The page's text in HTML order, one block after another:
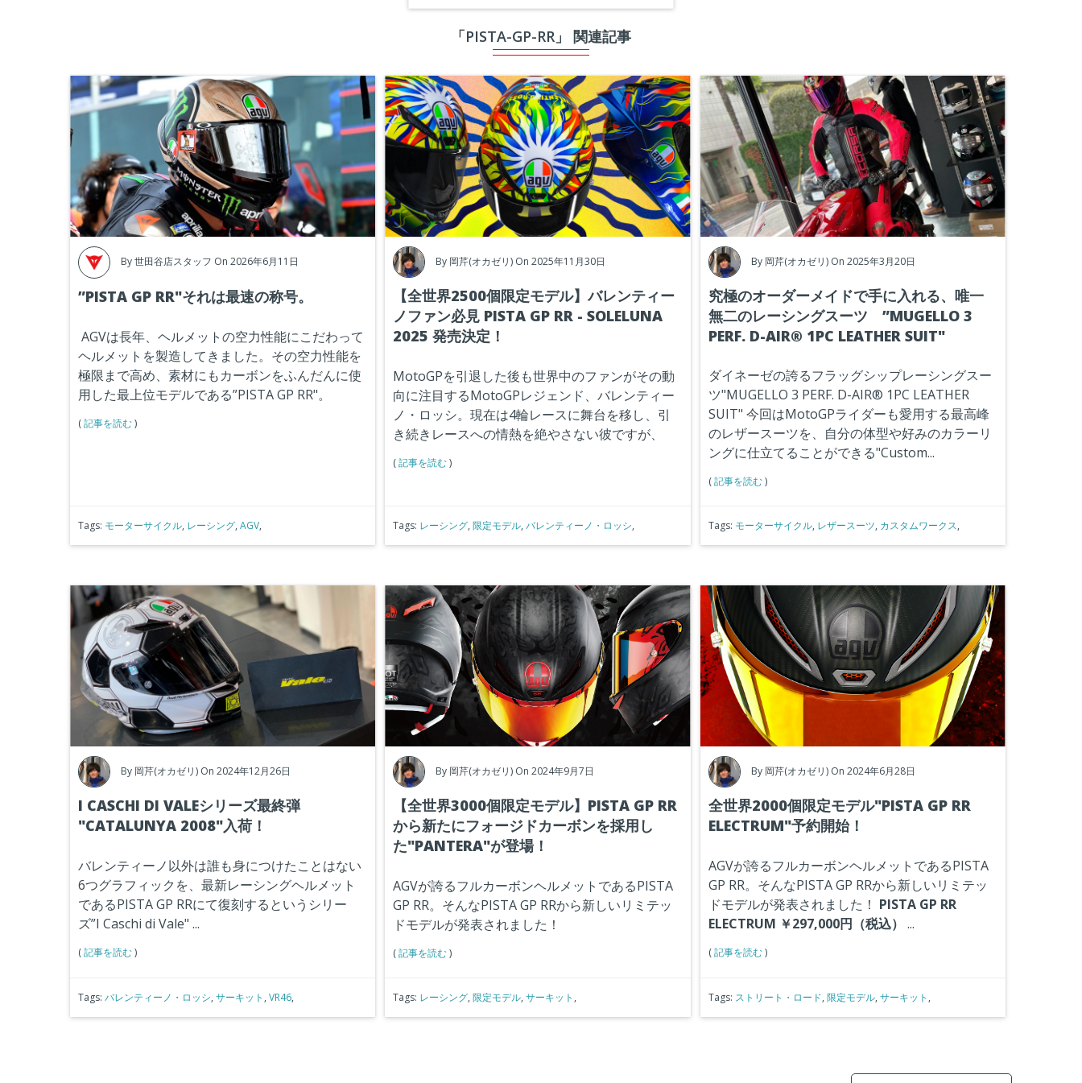
「PISTA-GP-RR」 関連記事
By世田谷店スタッフ On 2026年6月11日
”PISTA GP RR"それは最速の称号。
AGVは長年、ヘルメットの空力性能にこだわって
ヘルメットを製造してきました。その空力性能を
極限まで高め、素材にもカーボンをふんだんに使
用した最上位モデルである”PISTA GP RR"。
(記事を読む)
Tags: モーターサイクル, レーシング, AGV,
By 岡芹(オカゼリ) On 2025年11月30日
【全世界2500個限定モデル】バレンティー
ノファン必見 PISTA GP RR - SOLELUNA
2025 発売決定！
MotoGPを引退した後も世界中のファンがその動
向に注目するMotoGPレジェンド、バレンティー
ノ・ロッシ。現在は4輪レースに舞台を移し、引
き続きレースへの情熱を絶やさない彼ですが、
(記事を読む)
Tags: レーシング,限定モデル,バレンティーノ・ロッシ,
By 岡芹(オカゼリ) On 2025年3月20日
究極のオーダーメイドで手に入れる、唯一
無二のレーシングスーツ ”MUGELLO 3
PERF. D-AIR® 1PC LEATHER SUIT"
ダイネーゼの誇るフラッグシップレーシングスー
ツ"MUGELLO 3 PERF. D-AIR® 1PC LEATHER
SUIT" 今回はMotoGPライダーも愛用する最高峰
のレザースーツを、自分の体型や好みのカラーリ
ングに仕立てることができる"Custom...
(記事を読む)
Tags: モーターサイクル, レザースーツ, カスタムワークス,
By 岡芹(オカゼリ) On 2024年12月26日
I CASCHI DI VALEシリーズ最終弾
"CATALUNYA 2008"入荷！
バレンティーノ以外は誰も身につけたことはない
6つグラフィックを、最新レーシングヘルメット
であるPISTA GP RRにて復刻するというシリー
ズ”I Caschi di Vale" ...
(記事を読む)
Tags: バレンティーノ・ロッシ, サーキット , VR46,
By 岡芹(オカゼリ) On 2024年9月7日
【全世界3000個限定モデル】PISTA GP RR
から新たにフォージドカーボンを採用し
た"PANTERA"が登場！
AGVが誇るフルカーボンヘルメットであるPISTA
GP RR。そんなPISTA GP RRから新しいリミテッ
ドモデルが発表されました！
(記事を読む)
Tags: レーシング,限定モデル,サーキット ,
By 岡芹(オカゼリ) On 2024年6月28日
全世界2000個限定モデル"PISTA GP RR
ELECTRUM"予約開始！
AGVが誇るフルカーボンヘルメットであるPISTA
GP RR。そんなPISTA GP RRから新しいリミテッ
ドモデルが発表されました！ PISTA GP RR
ELECTRUM ￥297,000円（税込） ...
(記事を読む)
Tags: ストリート・ロード, 限定モデル, サーキット ,